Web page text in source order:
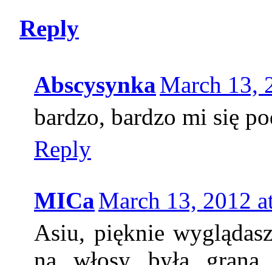
Reply
AbscysynkaMarch 13,
bardzo, bardzo mi się
Reply
MICaMarch 13, 2012
Asiu, pięknie
na włosy była